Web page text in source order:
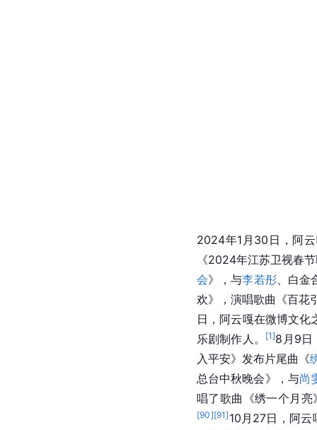
2024年1月30日，阿
《2024年江苏卫视春
会》，与李若彤、白金
欢》，演唱歌曲《百花
日，阿云嘎在微博文化
乐剧制作人。
[1]8月9日
入平安》发布片尾曲《
总台中秋晚会》，与尚
唱了歌曲《绣一个月亮
[90][91] 10月27日，阿